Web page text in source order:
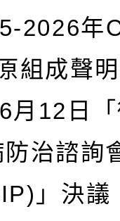
2026年
組成聲
月12日
治諮詢
」決議